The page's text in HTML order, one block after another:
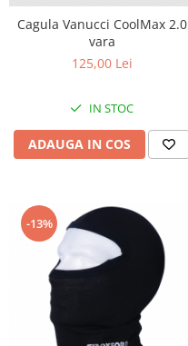
Cadou personalizat
Vesta
Echipament Dama
Geci dama
Incaltaminte dama
Manusi dama
Pantaloni dama
Intercom
TRANSPORT & DEPOZITARE
Cagula Vanucci CoolMax 2.0
vara
125,00 Lei
IN STOC
ADAUGA IN COS
-13%